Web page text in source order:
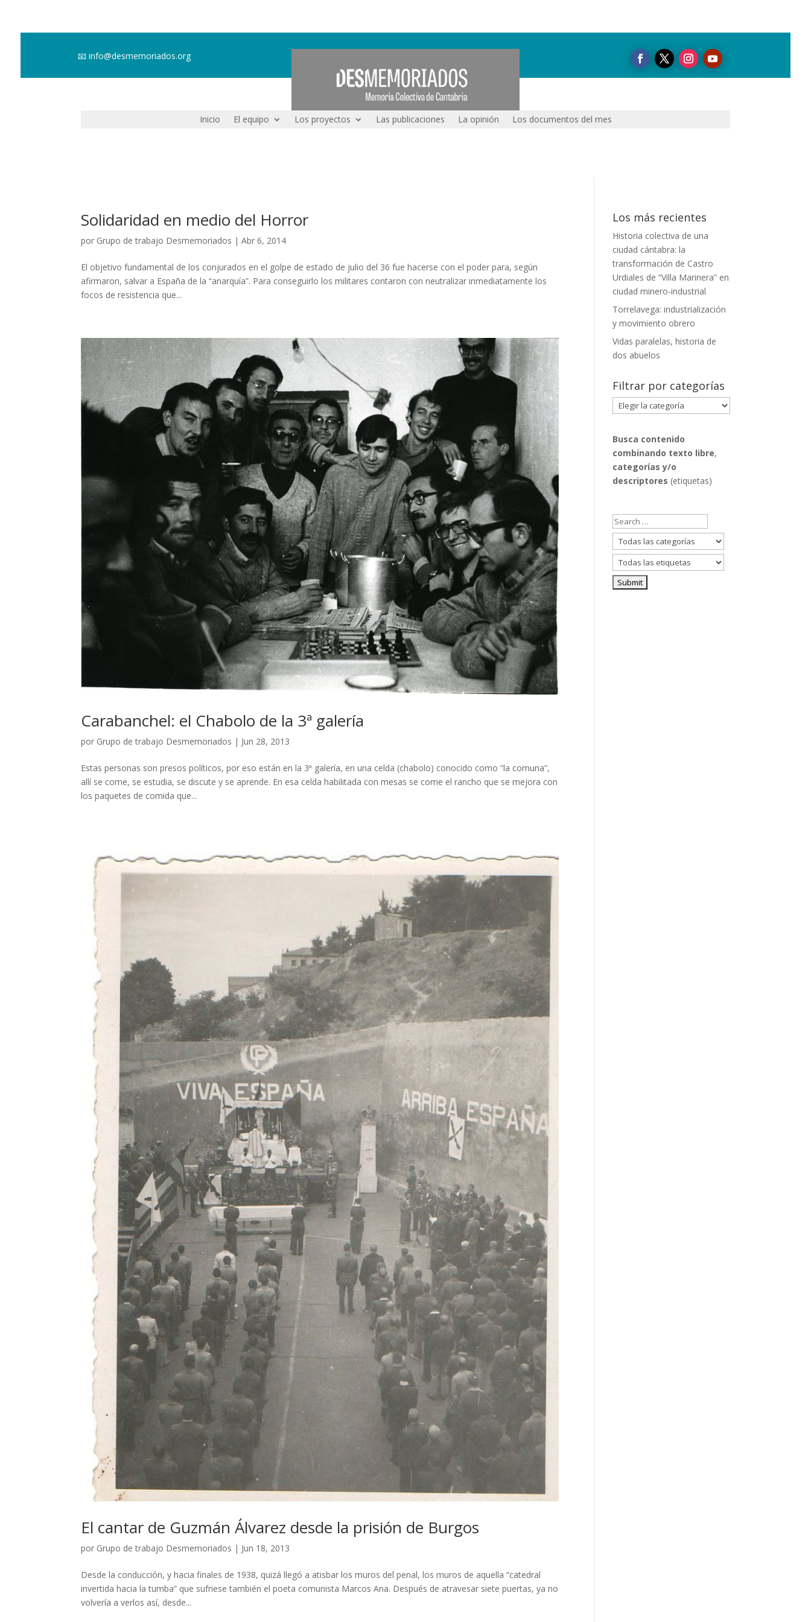
📧info@desmemoriados.org
Inicio El equipo Los proyectos Las publicaciones La opinión Los documentos del mes
Solidaridad en medio del Horror
por Grupo de trabajo Desmemoriados |Abr 6, 2014
El objetivo fundamental de los conjurados en el golpe de estado de julio del 36 fue hacerse con el poder para, según
afirmaron, salvar a España de la “anarquía”. Para conseguirlo los militares contaron con neutralizar inmediatamente los
focos de resistencia que...
Carabanchel: el Chabolo de la 3ª galería
por Grupo de trabajo Desmemoriados | Jun 28, 2013
Estas personas son presos políticos, por eso están en la 3ª galería, en una celda (chabolo) conocido como “la comuna”,
allí se come, se estudia, se discute y se aprende. En esa celda habilitada con mesas se come el rancho que se mejora con
los paquetes de comida que...
El cantar de Guzmán Álvarez desde la prisión de Burgos
por Grupo de trabajo Desmemoriados | Jun 18, 2013
Desde la conducción, y hacia finales de 1938, quizá llegó a atisbar los muros del penal, los muros de aquella “catedral
invertida hacia la tumba” que sufriese también el poeta comunista Marcos Ana. Después de atravesar siete puertas, ya no
volvería a verlos así, desde...
Los más recientes
Historia colectiva de una
ciudad cántabra: la
transformación de Castro
Urdiales de “Villa Marinera” en
ciudad minero-industrial
Torrelavega: industrialización
y movimiento obrero
Vidas paralelas, historia de
dos abuelos
Filtrar por categorías
Filtrar
por
Busca contenido
combinando texto libre,
categorías y/o
descriptores (etiquetas)